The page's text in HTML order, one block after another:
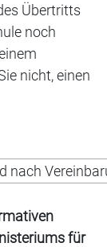
Übertritts
noch
nicht, einen
nach
für